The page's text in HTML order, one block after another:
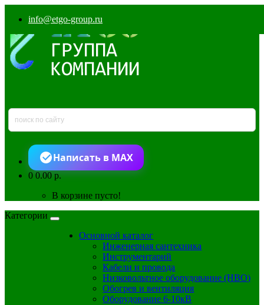
info@etgo-group.ru
Написать в MAX
00.00 р.
В корзине пусто!
Категории
Основной каталог
Инженерная сантехника
Инструментарий
Кабели и провода
Низковольтное оборудование (НВО)
Обогрев и вентиляция
Оборудование 6-10кВ